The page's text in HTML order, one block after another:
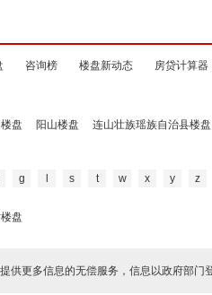
咨询榜 楼盘新动态 房贷计算器
盘 阳山楼盘 连山壮族瑶族自治县楼盘
g s t w x y z
盘
供更多信息的无偿服务，信息以政府部门